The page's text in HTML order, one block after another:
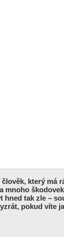
který má
mnoho
hned tak zle –
pokud víte